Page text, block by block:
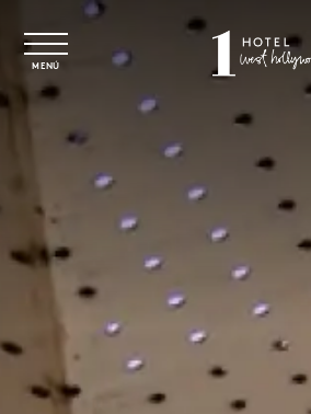
Ir al contenido principal
MENÚ